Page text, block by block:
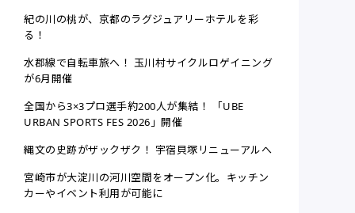
紀の川の桃が、京都のラグジュアリーホテルを彩
る！
水郡線で自転車旅へ！ 玉川村サイクルロゲイニング
が6月開催
全国から3×3プロ選手約200人が集結！ 「UBE
URBAN SPORTS FES 2026」開催
縄文の史跡がザックザク！ 宇宿貝塚リニューアルへ
宮崎市が大淀川の河川空間をオープン化。キッチン
カーやイベント利用が可能に